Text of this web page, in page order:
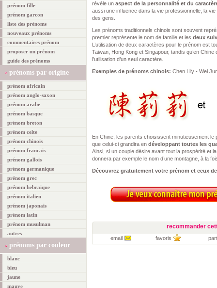
prénom fille
prénom garcon
liste des prénoms
nouveaux prénoms
commentaires prénom
proposer un prénom
guide des prénoms
prénoms par origine
prénom africain
prénom anglo-saxon
prénom arabe
prénom basque
prénom breton
prénom celte
prénom chinois
prénom francais
prénom gallois
prénom germanique
prénom grec
prénom hebraique
prénom italien
prénom japonais
prénom latin
prénom musulman
autres
prénoms par couleur
blanc
bleu
jaune
mauve
révèle un aspect de la personnalité et du
aussi une influence dans la vie professionnelle, la
des gens.
Les prénoms traditionnels chinois sont souvent
premier représente le nom de famille et les deux
L’utilisation de deux caractères pour le prénom est
Taiwan, Hong Kong et Singapour, tandis qu’en
l’utilisation d’un seul caractère.
Exemples de prénoms chinois: Chen Lily - Wei
En Chine, les parents choisissent minutieusement
que celui-ci grandira en développant toutes les
Ainsi, si un couple désire avant tout la prospérité et
donnera par exemple le nom d’une montagne, à la
Découvrez gratuitement votre prénom et ceux
recommander
email favoris